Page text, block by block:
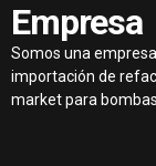
Empresa
Somos una
importación de
market para